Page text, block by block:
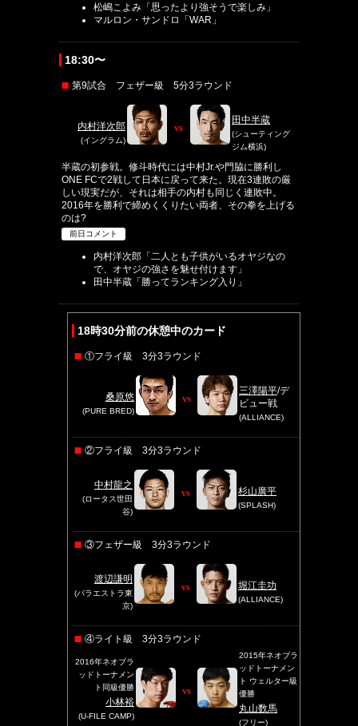
松嶋こよみ「思ったより強そうで楽しみ」
マルロン・サンドロ「WAR」
18:30〜
第9試合 フェザー級 5分3ラウンド
内村洋次郎
(イングラム)
vs
田中半蔵
(シューティング
ジム横浜)
半蔵の初参戦。修斗時代には中村Jr.や門脇に勝利し
ONE FCで2戦して日本に戻って来た。現在3連敗の厳
しい現実だが、それは相手の内村も同じく連敗中。
2016年を勝利で締めくくりたい両者、その拳を上げる
のは?
前日コメント
内村洋次郎「二人とも子供がいるオヤジなの
で、オヤジの強さを魅せ付けます」
田中半蔵「勝ってランキング入り」
18時30分前の休憩中のカード
①フライ級 3分3ラウンド
桑原悠
(PURE BRED)
vs
三澤陽平/デ
ビュー戦
(ALLIANCE)
②フライ級 3分3ラウンド
中村龍之
(ロータス世田
谷)
vs 杉山廣平
(SPLASH)
③フェザー級 3分3ラウンド
渡辺謙明
(パラエストラ東
京)
vs 堀江圭功
(ALLIANCE)
④ライト級 3分3ラウンド
2016年ネオブラ
ッドトーナメン
ト同級優勝
小林裕
(U-FILE CAMP)
vs
2015年ネオブラ
ッドトーナメン
ト ウェルター級
優勝
丸山数馬
(フリー)